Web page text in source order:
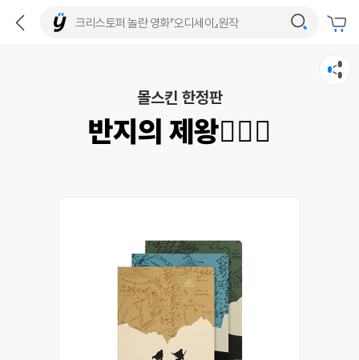
몰스킨 한정판
반지의 제왕🧙🏻‍♂️